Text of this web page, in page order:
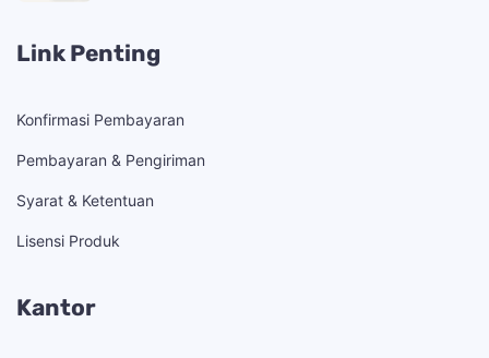
Link Penting
Konfirmasi Pembayaran
Pembayaran & Pengiriman
Syarat & Ketentuan
Lisensi Produk
Kantor